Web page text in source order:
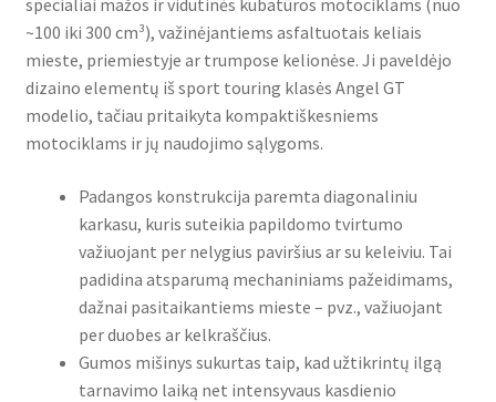
specialiai mažos ir vidutinės kubatūros motociklams (nuo
~100 iki 300 cm³), važinėjantiems asfaltuotais keliais
mieste, priemiestyje ar trumpose kelionėse. Ji paveldėjo
dizaino elementų iš sport touring klasės Angel GT
modelio, tačiau pritaikyta kompaktiškesniems
motociklams ir jų naudojimo sąlygoms.
Padangos konstrukcija paremta diagonaliniu
karkasu, kuris suteikia papildomo tvirtumo
važiuojant per nelygius paviršius ar su keleiviu. Tai
padidina atsparumą mechaniniams pažeidimams,
dažnai pasitaikantiems mieste – pvz., važiuojant
per duobes ar kelkraščius.
Gumos mišinys sukurtas taip, kad užtikrintų ilgą
tarnavimo laiką net intensyvaus kasdienio